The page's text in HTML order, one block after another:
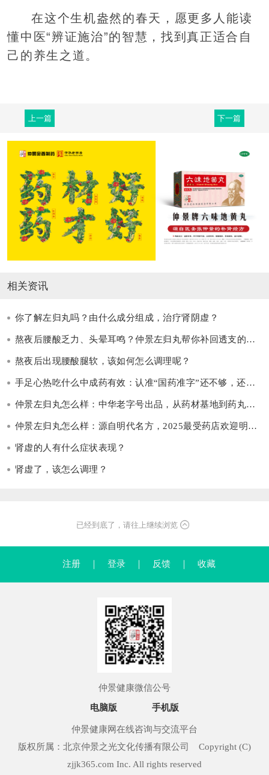
在这个生机盎然的春天，愿更多人能读
懂中医“辨证施治”的智慧，找到真正适合自
己的养生之道。
上一篇 下一篇
相关资讯
你了解左归丸吗？由什么成分组成，治疗肾阴虚？
熬夜后腰酸乏力、头晕耳鸣？仲景左归丸帮你补回透支的肾阴
熬夜后出现腰酸腿软，该如何怎么调理呢？
手足心热吃什么中成药有效：认准“国药准字”还不够，还要看这三点
仲景左归丸怎么样：中华老字号出品，从药材基地到药丸全程可追溯
仲景左归丸怎么样：源自明代名方，2025最受药店欢迎明星单品
肾虚的人有什么症状表现？
肾虚了，该怎么调理？
已经到底了，请往上继续浏览
注册 登录 反馈 收藏
仲景健康微信公号
电脑版 手机版
仲景健康网在线咨询与交流平台
版权所属：北京仲景之光文化传播有限公司 Copyright (C)
zjjk365.com Inc. All rights reserved